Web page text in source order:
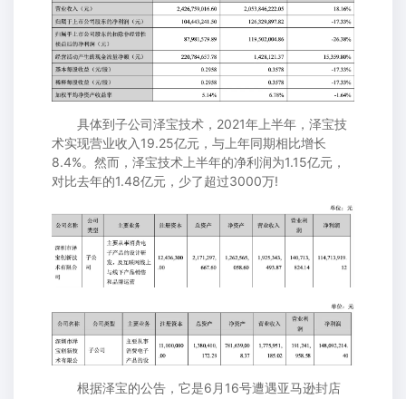
具体到子公司泽宝技术，2021年上半年，泽宝技
术实现营业收入19.25亿元，与上年同期相比增长
8.4%。然而，泽宝技术上半年的净利润为1.15亿元，
对比去年的1.48亿元，少了超过3000万!
根据泽宝的公告，它是6月16号遭遇亚马逊封店